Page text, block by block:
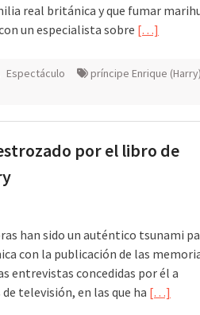
real británica y que fumar
un especialista sobre […]
Espectáculo príncipe Enrique (Harry)
por el libro de
han sido un auténtico tsunami
con la publicación de las
entrevistas concedidas por él a
televisión, en las que ha […]